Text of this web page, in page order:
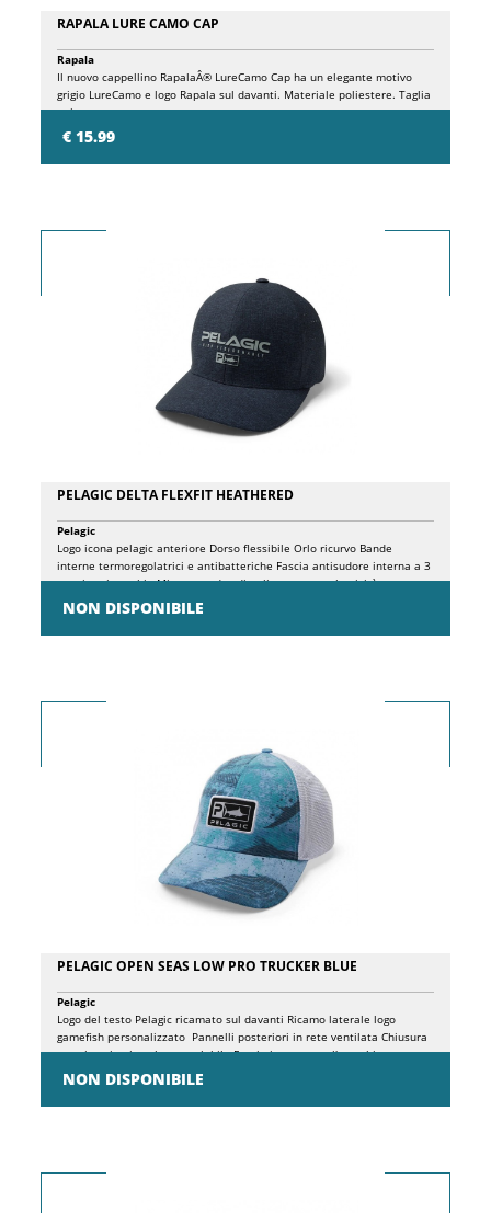
RAPALA LURE CAMO CAP
€ 15.99
Rapala
Il nuovo cappellino RapalaÂ® LureCamo Cap ha un elegante motivo
grigio LureCamo e logo Rapala sul davanti. Materiale poliestere. Taglia
unica.
PELAGIC DELTA FLEXFIT HEATHERED
NON DISPONIBILE
Pelagic
Logo icona pelagic anteriore Dorso flessibile Orlo ricurvo Bande
interne termoregolatrici e antibatteriche Fascia antisudore interna a 3
strati antimacchia Misto spandex di poliestere con elasticità
PELAGIC OPEN SEAS LOW PRO TRUCKER BLUE
NON DISPONIBILE
Pelagic
Logo del testo Pelagic ricamato sul davanti Ricamo laterale logo
gamefish personalizzato Pannelli posteriori in rete ventilata Chiusura
con cinturino in velcro regolabile Fascia interna per l'assorbimento
dell'umidità Orlo ricurvo Taglia unica Caratterizzato da arte Gyotaku
originale, questo prodotto rende omaggio al mare attraverso il metodo
tradizionale della stampa giapponese dei pesci. Materiale: 33%